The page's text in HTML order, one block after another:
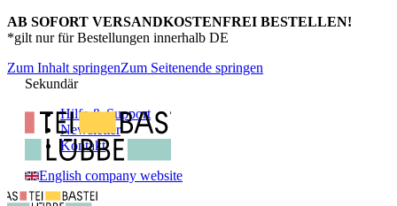
AB SOFORT VERSANDKOSTENFREI BESTELLEN!
*gilt nur für Bestellungen innerhalb DE
Zum Inhalt springenZum Seitenende springen
Sekundär
Hilfe & Support
Newsletter
Kontakt
English company website